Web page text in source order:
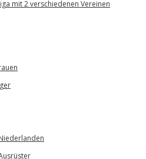
mit 2 verschiedenen Vereinen